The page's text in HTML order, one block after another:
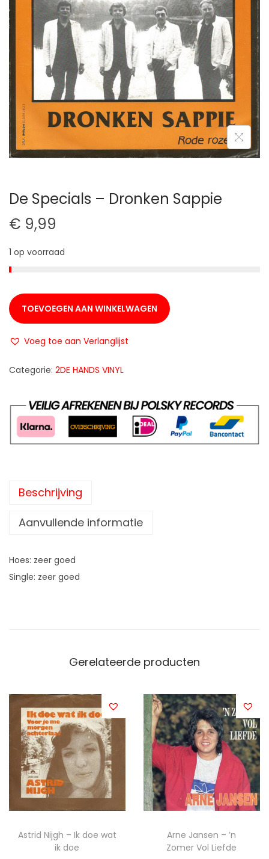
t
e
u
d
De Specials – Dronken Sappie
€ 9,99
1 op voorraad
TOEVOEGEN AAN WINKELWAGEN
Voeg toe aan Verlanglijst
Categorie: 2DE HANDS VINYL
Beschrijving
Aanvullende informatie
Hoes: zeer goed
Single: zeer goed
Gerelateerde producten
Astrid Nijgh – Ik doe wat
ik doe
Arne Jansen – ’n
Zomer Vol Liefde